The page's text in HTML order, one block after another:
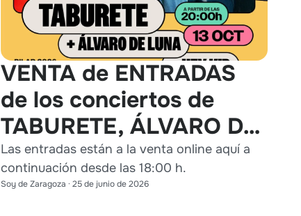
VENTA de ENTRADAS
de los conciertos de
TABURETE, ÁLVARO DE
LUNA y HEY KID en
Zaragoza
Las entradas están a la venta online aquí a
continuación desde las 18:00 h.
Soy de Zaragoza · 25 de junio de 2026